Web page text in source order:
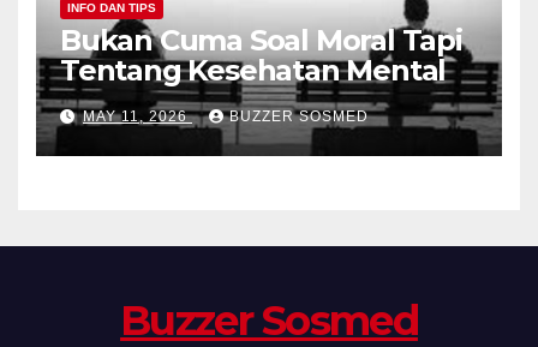
INFO DAN TIPS
Bukan Cuma Soal Moral Tapi
Tentang Kesehatan Mental
MAY 11, 2026 BUZZER SOSMED
Buzzer Sosmed